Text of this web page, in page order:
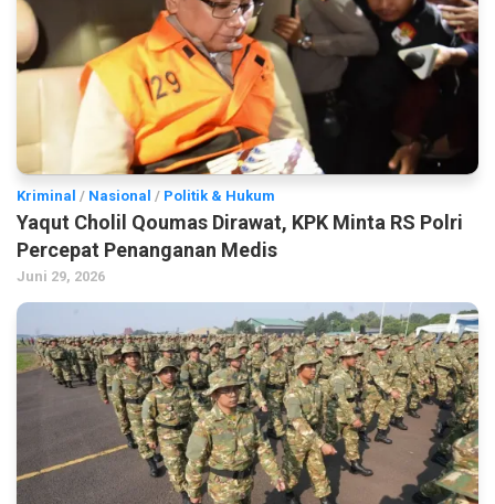
Kriminal / Nasional / Politik & Hukum
Yaqut Cholil Qoumas Dirawat, KPK Minta RS Polri
Percepat Penanganan Medis
Juni 29, 2026